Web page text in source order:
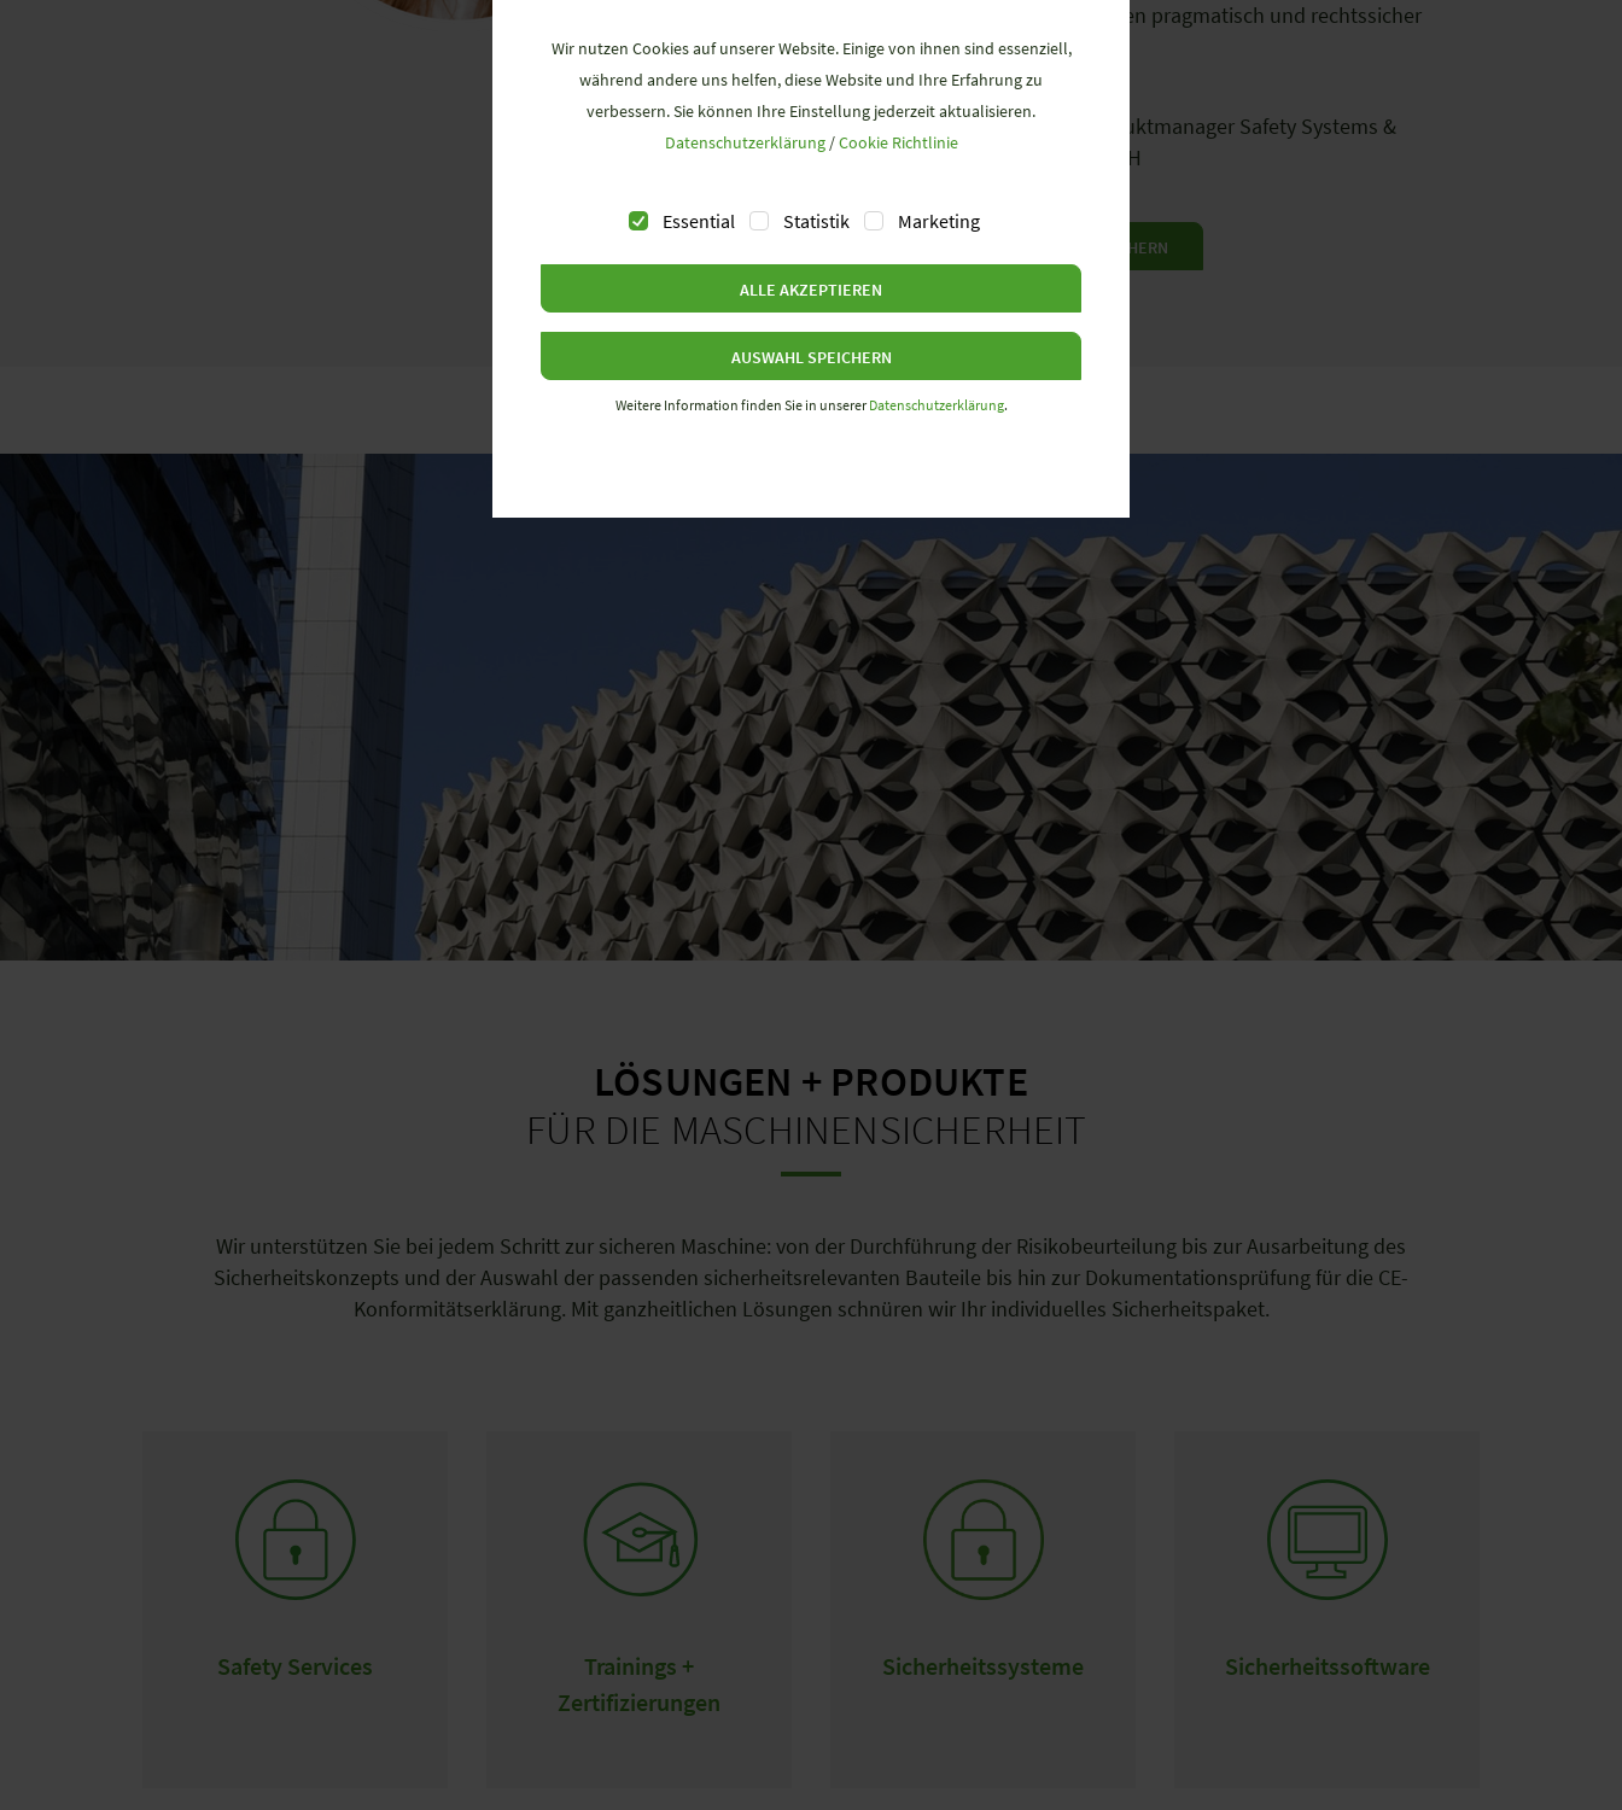
Wie sich die Anforderungen pragmatisch und rechtssicher
umsetzen lassen
Referentin:Franca Hopf, Produktmanager Safety Systems &
Services, Wieland Electric GmbH
JETZT KOSTENLOSES TICKET SICHERN
LÖSUNGEN + PRODUKTE
FÜR DIE MASCHINENSICHERHEIT
Wir unterstützen Sie bei jedem Schritt zur sicheren Maschine: von der Durchführung der Risikobeurteilung bis zur Ausarbeitung des
Sicherheitskonzepts und der Auswahl der passenden sicherheitsrelevanten Bauteile bis hin zur Dokumentationsprüfung für die CE-
Konformitätserklärung. Mit ganzheitlichen Lösungen schnüren wir Ihr individuelles Sicherheitspaket.
Safety Services
Trainings +
Zertifizierungen
Sicherheitssysteme Sicherheitssoftware
Wir nutzen Cookies auf unserer Website. Einige von ihnen sind essenziell,
während andere uns helfen, diese Website und Ihre Erfahrung zu
verbessern. Sie können Ihre Einstellung jederzeit aktualisieren.
Datenschutzerklärung/Cookie Richtlinie
Essential Statistik Marketing
ALLE AKZEPTIEREN
AUSWAHL SPEICHERN
Weitere Information finden Sie in unsererDatenschutzerklärung.